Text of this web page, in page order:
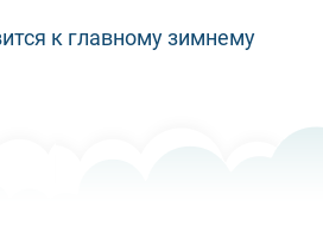
к главному зимнему